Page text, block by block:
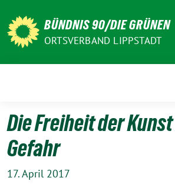
zum
Inhalt
BÜNDNIS 90/DIE GRÜNEN
ORTSVERBAND LIPPSTADT
Die Freiheit der
Gefahr
17. April 2017